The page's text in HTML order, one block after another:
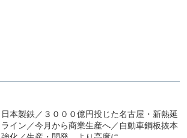
日本製鉄／３０００億円投じた名古屋・新熱延
ライン／今月から商業生産へ／自動車鋼板抜本